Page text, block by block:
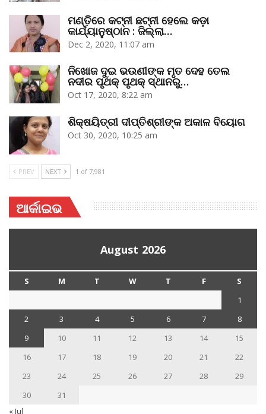
ମଣ୍ତିରେ କଟ୍‌ନୀ ଛଟ୍‌ନୀ ହେଲେ କଡ଼ା
କାର୍ଯ୍ୟାନୁଷ୍ଠାନ : ଜିଲ୍ଲା…
Dec 2, 2020, 11:07 am
ନିଖୋଜ ଦୁଇ ଭଉଣୀଙ୍କ ମୃତ ଦେହ ତେଲ
ନଦୀର ପୃଥକ୍‌ ପୃଥକ୍‌ ସ୍ଥାନରୁ…
Oct 17, 2020, 8:22 am
ଶିକ୍ଷୟିତ୍ରୀ ଦୀପ୍ତିଶ୍ରୀଙ୍କ ଅକାଳ ବିୟୋଗ
Oct 30, 2020, 10:25 am
PREV NEXT 1 of 7,981
ଆର୍କାଇଭ
August 2026
S M T W T F
S
1
2
3 4 5 6 7
8
9
10 11 12 13 14
15
16
17 18 19 20 21
22
23
24 25 26 27 28
29
30
31
« Jul